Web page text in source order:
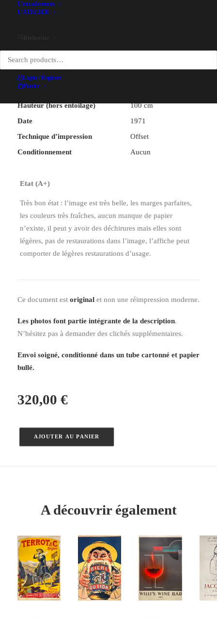
L’encadrement
L’ATELIER
Login / Register
Panier
A noter
Illustrateur
Largeur (hors entoilage)
Hauteur (hors entoilage)
100 cm
Date
1971
Technique d’impression
Offset
Conditionnement
Aucun
Etat (A+)
Très bon état : l’image est très belle, les marges parfaites,
les couleurs très fraîches, aucun manque de papier
n’existe, il peut y avoir des déchirures mais elles sont
légères, pas de restaurations dans l’image, l’affiche peut
comporter de légères restaurations d’usage.
Ce document est original et non une réimpression moderne.
Les photos font partie intégrante de la description.
N’hésitez pas à demander des clichés supplémentaires.
Envoi soigné, conditionné dans un tube cartonné et papier
bullé.
320,00 €
–
1971
AJOUTER AU PANIER
A découvrir également